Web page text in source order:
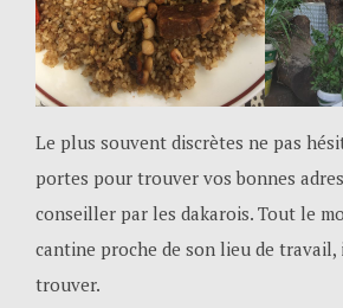
Le plus souvent discrètes ne pas
portes pour trouver vos bonnes
conseiller par les dakarois. Tout le
cantine proche de son lieu de
trouver.